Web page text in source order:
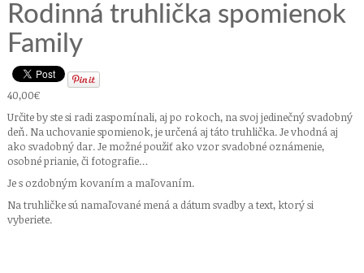
Rodinná truhlička spomienok
Family
40,00€
Určite by ste si radi zaspomínali, aj po rokoch, na svoj jedinečný svadobný
deň. Na uchovanie spomienok, je určená aj táto truhlička. Je vhodná aj
ako svadobný dar. Je možné použiť ako vzor svadobné oznámenie,
osobné prianie, či fotografie…
Je s ozdobným kovaním a maľovaním.
Na truhličke sú namaľované mená a dátum svadby a text, ktorý si
vyberiete.